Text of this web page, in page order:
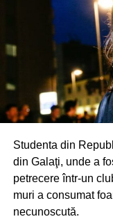
Studenta din
din Galaţi, unde a
petrecere într-un
muri a consumat
necunoscută.